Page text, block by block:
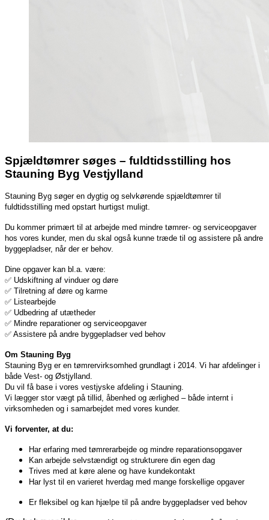
Spjældtømrer søges – fuldtidsstilling hos
Stauning Byg Vestjylland
Stauning Byg søger en dygtig og selvkørende spjældtømrer til
fuldtidsstilling med opstart hurtigst muligt.
Du kommer primært til at arbejde med mindre tømrer- og serviceopgaver
hos vores kunder, men du skal også kunne træde til og assistere på andre
byggepladser, når der er behov.
Dine opgaver kan bl.a. være:
✅ Udskiftning af vinduer og døre
✅ Tilretning af døre og karme
✅ Listearbejde
✅ Udbedring af utætheder
✅ Mindre reparationer og serviceopgaver
✅ Assistere på andre byggepladser ved behov
Om Stauning Byg
Stauning Byg er en tømrervirksomhed grundlagt i 2014. Vi har afdelinger i
både Vest- og Østjylland.
Du vil få base i vores vestjyske afdeling i Stauning.
Vi lægger stor vægt på tillid, åbenhed og ærlighed – både internt i
virksomheden og i samarbejdet med vores kunder.
Vi forventer, at du:
Har erfaring med tømrerarbejde og mindre reparationsopgaver
Kan arbejde selvstændigt og strukturere din egen dag
Trives med at køre alene og have kundekontakt
Har lyst til en varieret hverdag med mange forskellige opgaver
Er fleksibel og kan hjælpe til på andre byggepladser ved behov